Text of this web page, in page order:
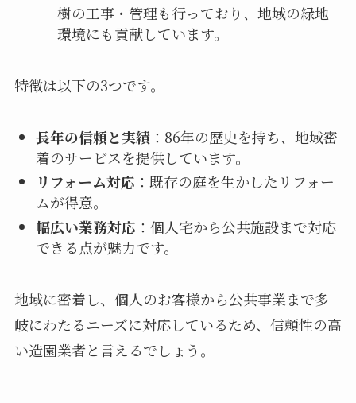
樹の工事・管理も行っており、地域の緑地
環境にも貢献しています。
特徴は以下の3つです。
長年の信頼と実績：86年の歴史を持ち、地域密
着のサービスを提供しています。
リフォーム対応 ：既存の庭を生かしたリフォー
ムが得意。
幅広い業務対応 ：個人宅から公共施設まで対応
できる点が魅力です。
地域に密着し、個人のお客様から公共事業まで多
岐にわたるニーズに対応しているため、信頼性の高
い造園業者と言えるでしょう。